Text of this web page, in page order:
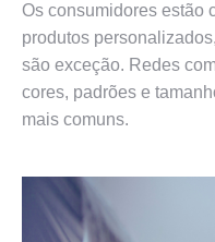
Os consumidores estão
produtos
são exceção. Redes
cores, padrões e
mais comuns.